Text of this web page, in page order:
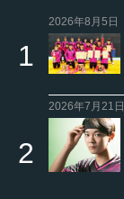
2026年8月5日
2026年7月21日